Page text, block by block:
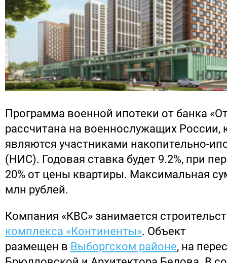
Программа военной ипотеки от банка
рассчитана на военнослужащих России,
являются участниками накопительно-
(НИС). Годовая ставка будет 9.2%, при
20% от цены квартиры. Максимальная
млн рублей.
Компания «КВС» занимается
комплекса «Континенты». Объект
размещен в Выборгском районе, на